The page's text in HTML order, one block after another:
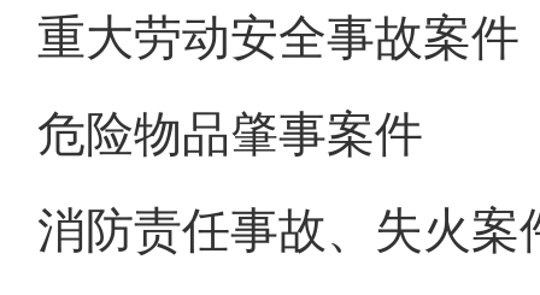
重大劳动安全事故案件
危险物品肇事案件
消防责任事故、失火案